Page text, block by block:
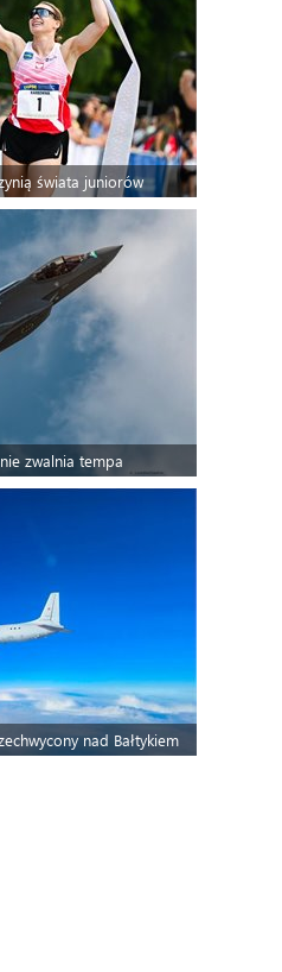
świata juniorów
zwalnia tempa
nad Bałtykiem